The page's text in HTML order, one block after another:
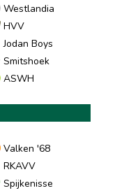
Westlandia
HVV
Jodan Boys
Smitshoek
ASWH
Valken '68
RKAVV
Spijkenisse